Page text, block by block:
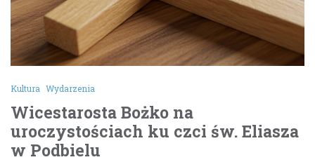
Kultura Wydarzenia
Wicestarosta Bożko na
uroczystościach ku czci św. Eliasza
w Podbielu